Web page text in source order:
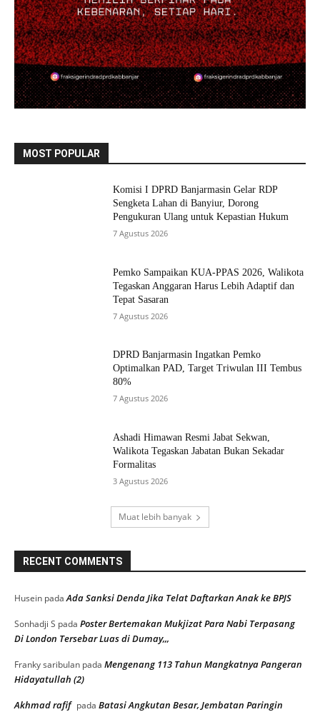
MOST POPULAR
Komisi I DPRD Banjarmasin Gelar RDP
Sengketa Lahan di Banyiur, Dorong
Pengukuran Ulang untuk Kepastian Hukum
7 Agustus 2026
Pemko Sampaikan KUA-PPAS 2026, Walikota
Tegaskan Anggaran Harus Lebih Adaptif dan
Tepat Sasaran
7 Agustus 2026
DPRD Banjarmasin Ingatkan Pemko
Optimalkan PAD, Target Triwulan III Tembus
80%
7 Agustus 2026
Ashadi Himawan Resmi Jabat Sekwan,
Walikota Tegaskan Jabatan Bukan Sekadar
Formalitas
3 Agustus 2026
Muat lebih banyak
RECENT COMMENTS
Husein padaAda Sanksi Denda Jika Telat Daftarkan Anak ke BPJS
Sonhadji S pada Poster Bertemakan Mukjizat Para Nabi Terpasang
Di London Tersebar Luas di Dumay,,,
Franky saribulan pada Mengenang 113 Tahun Mangkatnya Pangeran
Hidayatullah (2)
Akhmad rafif pada Batasi Angkutan Besar, Jembatan Paringin